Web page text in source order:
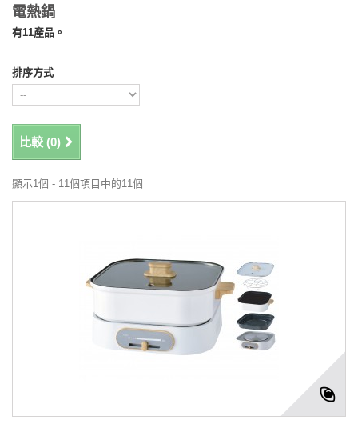
電熱鍋
有11產品。
排序方式
比較 (0)
顯示1個 - 11個項目中的11個